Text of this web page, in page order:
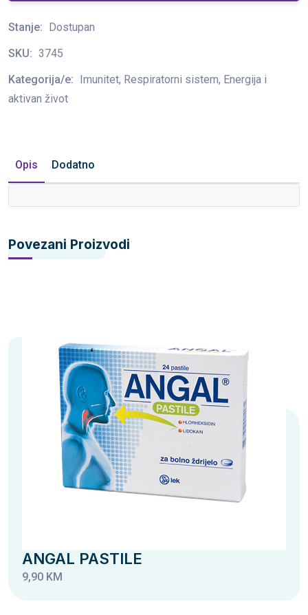
Stanje: Dostupan
SKU: 3745
Kategorija/e: Imunitet, Respiratorni sistem, Energija i
aktivan život
Opis Dodatno
Povezani Proizvodi
ANGAL PASTILE
9,90 KM